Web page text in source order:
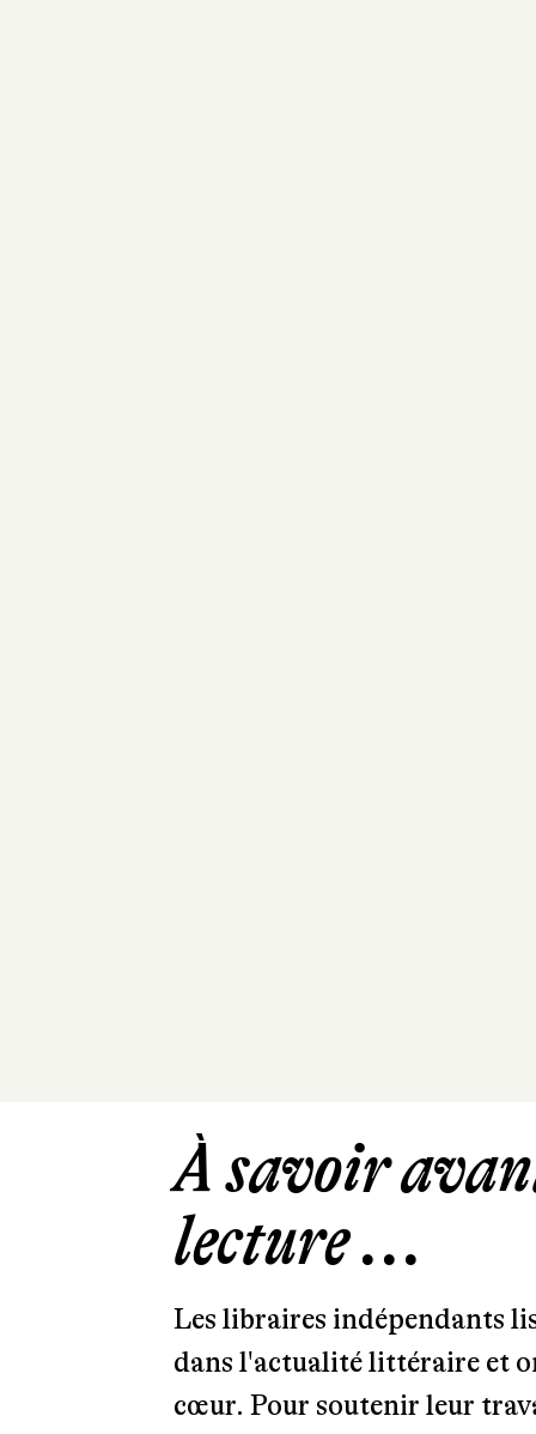
À savoir
lecture ...
Les libraires indépendants
dans l'actualité littéraire et
cœur. Pour soutenir leur